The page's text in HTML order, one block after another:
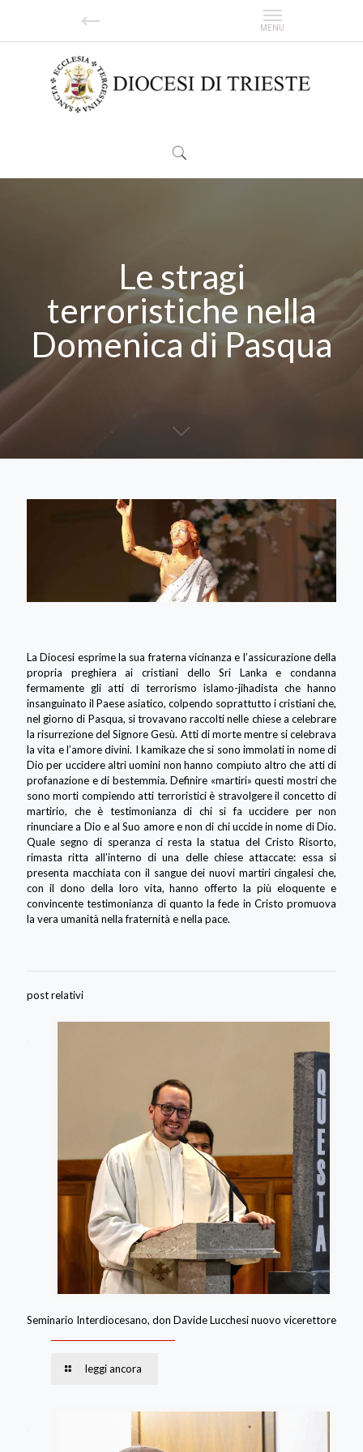
Le stragi
terroristiche nella
Domenica di Pasqua
La Diocesi esprime la sua fraterna vicinanza e l’assicurazione della
propria preghiera ai cristiani dello Sri Lanka e condanna
fermamente gli atti di terrorismo islamo-jihadista che hanno
insanguinato il Paese asiatico, colpendo soprattutto i cristiani che,
nel giorno di Pasqua, si trovavano raccolti nelle chiese a celebrare
la risurrezione del Signore Gesù. Atti di morte mentre si celebrava
la vita e l’amore divini. I kamikaze che si sono immolati in nome di
Dio per uccidere altri uomini non hanno compiuto altro che atti di
profanazione e di bestemmia. Definire «martiri» questi mostri che
sono morti compiendo atti terroristici è stravolgere il concetto di
martirio, che è testimonianza di chi si fa uccidere per non
rinunciare a Dio e al Suo amore e non di chi uccide in nome di Dio.
Quale segno di speranza ci resta la statua del Cristo Risorto,
rimasta ritta all’interno di una delle chiese attaccate: essa si
presenta macchiata con il sangue dei nuovi martiri cingalesi che,
con il dono della loro vita, hanno offerto la più eloquente e
convincente testimonianza di quanto la fede in Cristo promuova
la vera umanità nella fraternità e nella pace.
post relativi
Seminario Interdiocesano, don Davide Lucchesi nuovo vicerettore
leggi ancora